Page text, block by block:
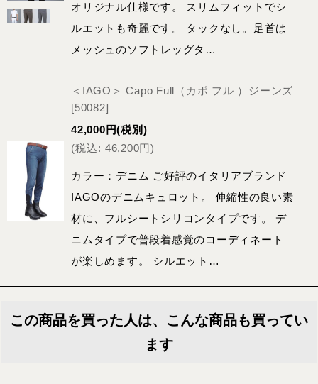
オリジナル仕様です。 スリムフィットでシ
ルエットも奇麗です。 タックなし。足首は
メッシュのソフトレッグタ…
＜IAGO＞ Capo Full（カポ フル ）ジーンズ
[50082]
42,000 円(税別)
(税込: 46,200円)
カラー：デニム ご好評のイタリアブランド
IAGOのデニムキュロット。 伸縮性の良い素
材に、フルシートシリコンタイプです。 デ
ニムタイプで普段着感覚のコーディネート
が楽しめます。 シルエット…
この商品を買った人は、こんな商品も買ってい
ます